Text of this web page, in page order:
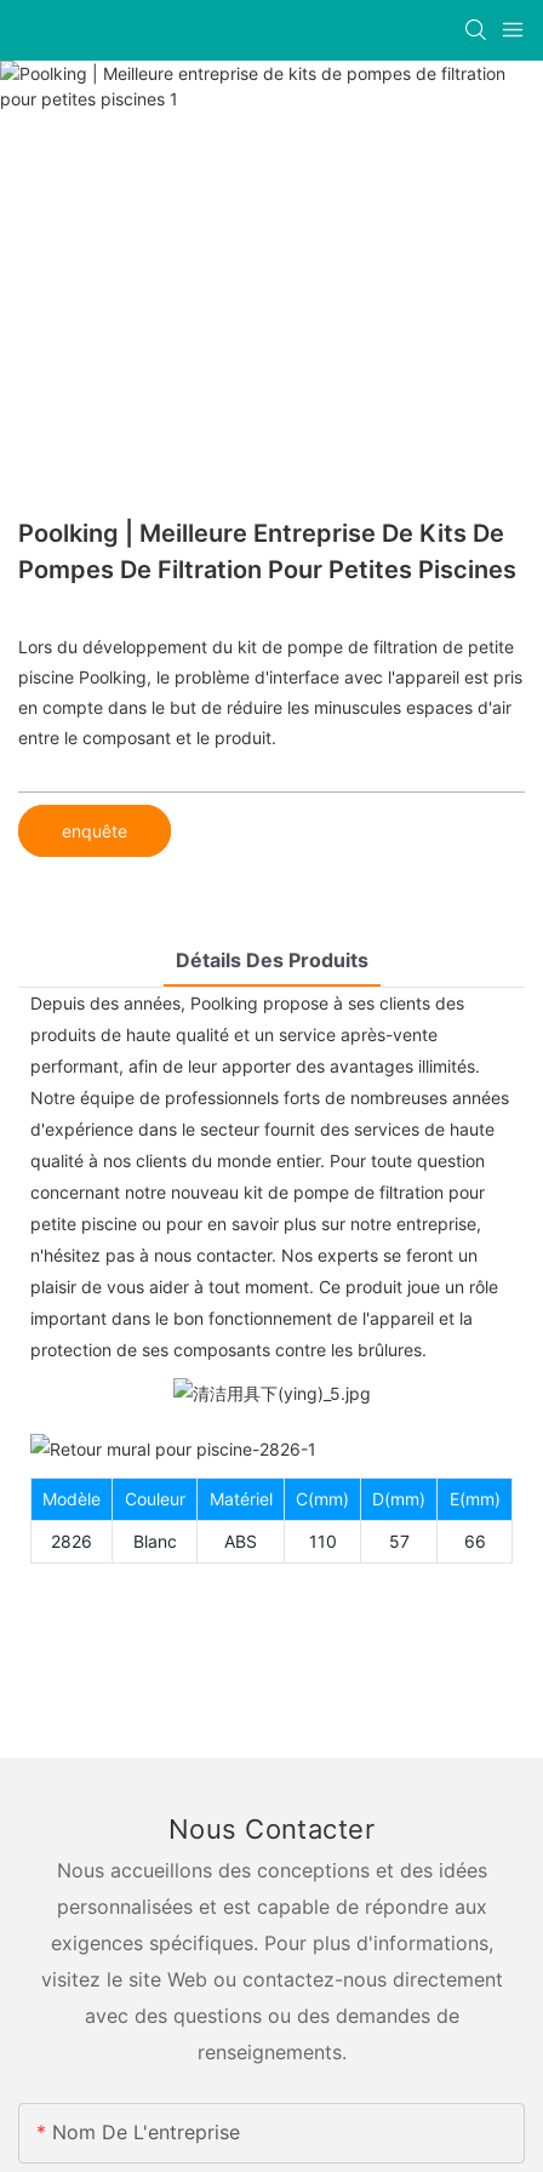
Poolking | Meilleure Entreprise De Kits De
Pompes De Filtration Pour Petites Piscines
Lors du développement du kit de pompe de filtration de petite
piscine Poolking, le problème d'interface avec l'appareil est pris
en compte dans le but de réduire les minuscules espaces d'air
entre le composant et le produit.
enquête
Détails Des Produits
Depuis des années, Poolking propose à ses clients des
produits de haute qualité et un service après-vente
performant, afin de leur apporter des avantages illimités.
Notre équipe de professionnels forts de nombreuses années
d'expérience dans le secteur fournit des services de haute
qualité à nos clients du monde entier. Pour toute question
concernant notre nouveau kit de pompe de filtration pour
petite piscine ou pour en savoir plus sur notre entreprise,
n'hésitez pas à nous contacter. Nos experts se feront un
plaisir de vous aider à tout moment. Ce produit joue un rôle
important dans le bon fonctionnement de l'appareil et la
protection de ses composants contre les brûlures.
Modèle Couleur Matériel C(mm) D(mm) E(mm)
2826 Blanc ABS 110 57 66
Nous Contacter
Nous accueillons des conceptions et des idées
personnalisées et est capable de répondre aux
exigences spécifiques. Pour plus d'informations,
visitez le site Web ou contactez-nous directement
avec des questions ou des demandes de
renseignements.
Nom De L'entreprise